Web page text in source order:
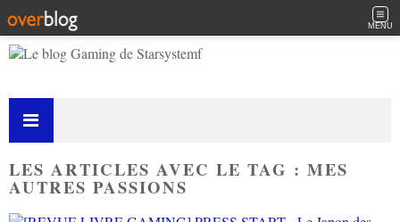
MENU
LES ARTICLES AVEC LE TAG : MES
AUTRES PASSIONS